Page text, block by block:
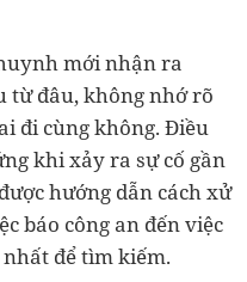
mới nhận ra
từ đâu, không nhớ rõ
đi cùng không. Điều
khi xảy ra sự cố gần
hướng dẫn cách xử
báo công an đến việc
để tìm kiếm.